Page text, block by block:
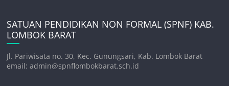
SATUAN PENDIDIKAN NON FORMAL (SPNF) KAB.
LOMBOK BARAT
Jl. Pariwisata no. 30, Kec. Gunungsari, Kab. Lombok Barat
email: admin@spnflombokbarat.sch.id